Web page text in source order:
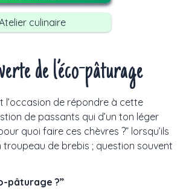
culinaire
de l’éco-pâturage
l’occasion de répondre à cette
de passants qui d’un ton léger
quoi faire ces chèvres ?” lorsqu’ils
de brebis ; question souvent
pâturage ?”